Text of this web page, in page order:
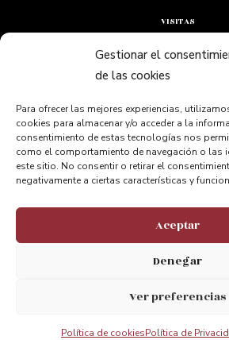
Gestionar el
de las cookies
Para ofrecer las mejores experiencias,
cookies para almacenar y/o acceder a la
consentimiento de estas tecnologías nos
como el comportamiento de navegación o las
este sitio. No consentir o retirar el
negativamente a ciertas características y
Aceptar
Denegar
Ver preferencias
Política de cookiesPolítica de
VISITAS
Solicitud de
Itinerario
Preguntas
Contacto
Enlaces de
Nosotros